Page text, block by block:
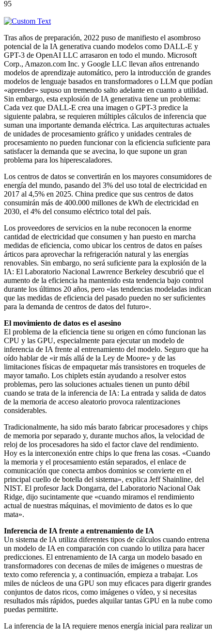
95
Tras años de preparación, 2022 puso de manifiesto el asombroso
potencial de la IA generativa cuando modelos como DALL-E y
GPT-3 de OpenAI LLC arrasaron en todo el mundo. Microsoft
Corp., Amazon.com Inc. y Google LLC llevan años entrenando
modelos de aprendizaje automático, pero la introducción de grandes
modelos de lenguaje basados en transformadores o LLM que podían
«aprender» supuso un tremendo salto adelante en cuanto a utilidad.
Sin embargo, esta explosión de IA generativa tiene un problema:
Cada vez que DALL-E crea una imagen o GPT-3 predice la
siguiente palabra, se requieren múltiples cálculos de inferencia que
suman una importante demanda eléctrica. Las arquitecturas actuales
de unidades de procesamiento gráfico y unidades centrales de
procesamiento no pueden funcionar con la eficiencia suficiente para
satisfacer la demanda que se avecina, lo que supone un gran
problema para los hiperescaladores.
Los centros de datos se convertirán en los mayores consumidores de
energía del mundo, pasando del 3% del uso total de electricidad en
2017 al 4,5% en 2025. China predice que sus centros de datos
consumirán más de 400.000 millones de kWh de electricidad en
2030, el 4% del consumo eléctrico total del país.
Los proveedores de servicios en la nube reconocen la enorme
cantidad de electricidad que consumen y han puesto en marcha
medidas de eficiencia, como ubicar los centros de datos en países
árticos para aprovechar la refrigeración natural y las energías
renovables. Sin embargo, no será suficiente para la explosión de la
IA: El Laboratorio Nacional Lawrence Berkeley descubrió que el
aumento de la eficiencia ha mantenido esta tendencia bajo control
durante los últimos 20 años, pero «las tendencias modeladas indican
que las medidas de eficiencia del pasado pueden no ser suficientes
para la demanda de centros de datos del futuro».
El movimiento de datos es el asesino
El problema de la eficiencia tiene su origen en cómo funcionan las
CPU y las GPU, especialmente para ejecutar un modelo de
inferencia de IA frente al entrenamiento del modelo. Seguro que ha
oído hablar de «ir más allá de la Ley de Moore» y de las
limitaciones físicas de empaquetar más transistores en troqueles de
mayor tamaño. Los chiplets están ayudando a resolver estos
problemas, pero las soluciones actuales tienen un punto débil
cuando se trata de la inferencia de IA: La entrada y salida de datos
de la memoria de acceso aleatorio provoca ralentizaciones
considerables.
Tradicionalmente, ha sido más barato fabricar procesadores y chips
de memoria por separado y, durante muchos años, la velocidad de
reloj de los procesadores ha sido el factor clave del rendimiento.
Hoy es la interconexión entre chips lo que frena las cosas. «Cuando
la memoria y el procesamiento están separados, el enlace de
comunicación que conecta ambos dominios se convierte en el
principal cuello de botella del sistema», explica Jeff Shainline, del
NIST. El profesor Jack Dongarra, del Laboratorio Nacional Oak
Ridge, dijo sucintamente que «cuando miramos el rendimiento
actual de nuestras máquinas, el movimiento de datos es lo que
mata».
Inferencia de IA frente a entrenamiento de IA
Un sistema de IA utiliza diferentes tipos de cálculos cuando entrena
un modelo de IA en comparación con cuando lo utiliza para hacer
predicciones. El entrenamiento de IA carga un modelo basado en
transformadores con decenas de miles de imágenes o muestras de
texto como referencia y, a continuación, empieza a trabajar. Los
miles de núcleos de una GPU son muy eficaces para digerir grandes
conjuntos de datos ricos, como imágenes o vídeo, y si necesitas
resultados más rápidos, puedes alquilar tantas GPU en la nube como
puedas permitirte.
La inferencia de la IA requiere menos energía inicial para realizar un